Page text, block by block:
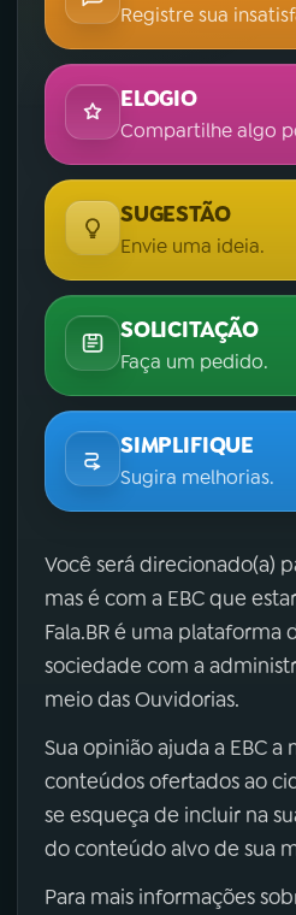
Registre sua
ELOGIO
Compartilhe algo
SUGESTÃO
Envie uma ideia.
SOLICITAÇÃO
Faça um pedido.
SIMPLIFIQUE
Sugira melhorias.
Você será direcionado(a)
mas é com a EBC que
Fala.BR é uma plataforma
sociedade com a
meio das Ouvidorias.
Sua opinião ajuda a EBC a
conteúdos ofertados ao
se esqueça de incluir na
do conteúdo alvo de sua
Para mais informações